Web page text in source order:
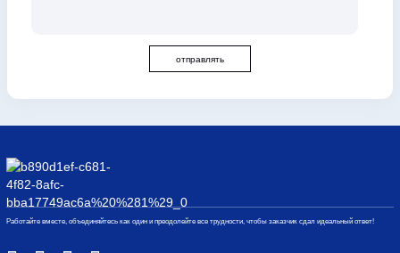
отправлять
Работайте вместе, объединяйтесь как один и преодолейте все трудности, чтобы заказчик сдал идеальный ответ!